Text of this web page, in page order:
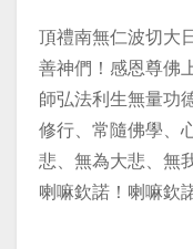
頂禮南無仁波切大
善神們！感恩尊佛
師弘法利生無量功
修行、常隨佛學、
悲、無為大悲、無
喇嘛欽諾！喇嘛欽